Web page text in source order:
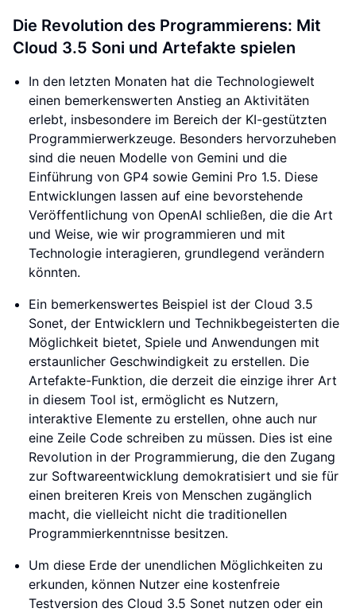
Die Revolution des Programmierens: Mit
Cloud 3.5 Soni und Artefakte spielen
In den letzten Monaten hat die Technologiewelt
einen bemerkenswerten Anstieg an Aktivitäten
erlebt, insbesondere im Bereich der KI-gestützten
Programmierwerkzeuge. Besonders hervorzuheben
sind die neuen Modelle von Gemini und die
Einführung von GP4 sowie Gemini Pro 1.5. Diese
Entwicklungen lassen auf eine bevorstehende
Veröffentlichung von OpenAI schließen, die die Art
und Weise, wie wir programmieren und mit
Technologie interagieren, grundlegend verändern
könnten.
Ein bemerkenswertes Beispiel ist der Cloud 3.5
Sonet, der Entwicklern und Technikbegeisterten die
Möglichkeit bietet, Spiele und Anwendungen mit
erstaunlicher Geschwindigkeit zu erstellen. Die
Artefakte-Funktion, die derzeit die einzige ihrer Art
in diesem Tool ist, ermöglicht es Nutzern,
interaktive Elemente zu erstellen, ohne auch nur
eine Zeile Code schreiben zu müssen. Dies ist eine
Revolution in der Programmierung, die den Zugang
zur Softwareentwicklung demokratisiert und sie für
einen breiteren Kreis von Menschen zugänglich
macht, die vielleicht nicht die traditionellen
Programmierkenntnisse besitzen.
Um diese Erde der unendlichen Möglichkeiten zu
erkunden, können Nutzer eine kostenfreie
Testversion des Cloud 3.5 Sonet nutzen oder ein